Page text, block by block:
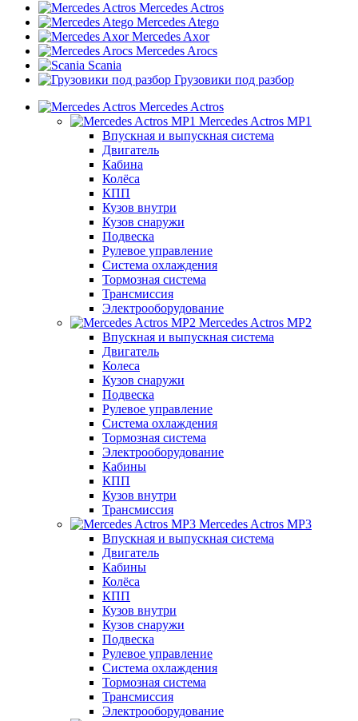
Mercedes Actros
Mercedes Atego
Mercedes Axor
Mercedes Arocs
Scania
Грузовики под разбор
Mercedes Actros
Mercedes Actros MP1
Впускная и выпускная система
Двигатель
Кабина
Колёса
КПП
Кузов внутри
Кузов снаружи
Подвеска
Рулевое управление
Система охлаждения
Тормозная система
Трансмиссия
Электрооборудование
Mercedes Actros MP2
Впускная и выпускная система
Двигатель
Колеса
Кузов снаружи
Подвеска
Рулевое управление
Система охлаждения
Тормозная система
Электрооборудование
Кабины
КПП
Кузов внутри
Трансмиссия
Mercedes Actros MP3
Впускная и выпускная система
Двигатель
Кабины
Колёса
КПП
Кузов внутри
Кузов снаружи
Подвеска
Рулевое управление
Система охлаждения
Тормозная система
Трансмиссия
Электрооборудование